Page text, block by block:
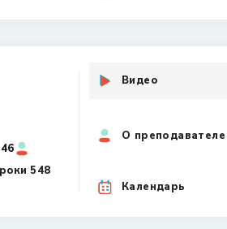
46 Всего студентов
548
Видео
О преподавателе
Календарь